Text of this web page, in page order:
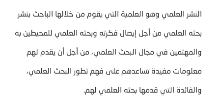
النشر العلمي وهو العلمية التي يقوم من خلالها الباحث بنشر
بحثه العلمي من أجل إيصال فكرته وبحثه العلمي للمحيطين به
والمهتمين في مجال البحث العلمي، من أجل أن يقدم لهم
معلومات مفيدة تساعدهم على فهم تطور البحث العلمي،
والفائدة التي قدمها بحثه العلمي لهم.